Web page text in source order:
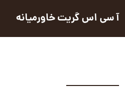
آ سی اس گریت خاورمیانه